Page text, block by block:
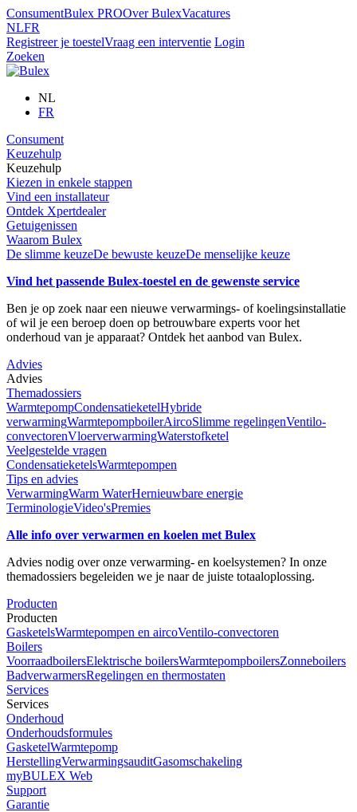
ConsumentBulex PROOver BulexVacatures
NLFR
Registreer je toestelVraag een interventie Login
Zoeken
NL
FR
Consument
Keuzehulp
Keuzehulp
Kiezen in enkele stappen
Vind een installateur
Ontdek Xpertdealer
Getuigenissen
Waarom Bulex
De slimme keuzeDe bewuste keuzeDe menselijke keuze
Vind het passende Bulex-toestel en de gewenste service
Ben je op zoek naar een nieuwe verwarmings- of koelingsinstallatie
of wil je een beroep doen op betrouwbare experts voor het
onderhoud van je apparaat? Ontdek het aanbod van Bulex.
Advies
Advies
Themadossiers
WarmtepompCondensatieketelHybride
verwarmingWarmtepompboilerAircoSlimme regelingenVentilo-
convectorenVloerverwarmingWaterstofketel
Veelgestelde vragen
CondensatieketelsWarmtepompen
Tips en advies
VerwarmingWarm WaterHernieuwbare energie
TerminologieVideo'sPremies
Alle info over verwarmen en koelen met Bulex
Advies nodig over onze verwarming- en koelsystemen? In onze
themadossiers begeleiden we je naar de juiste totaaloplossing.
Producten
Producten
GasketelsWarmtepompen en aircoVentilo-convectoren
Boilers
VoorraadboilersElektrische boilersWarmtepompboilersZonneboilers
BadverwarmersRegelingen en thermostaten
Services
Services
Onderhoud
Onderhoudsformules
GasketelWarmtepomp
HerstellingVerwarmingsauditGasomschakeling
myBULEX Web
Support
Garantie